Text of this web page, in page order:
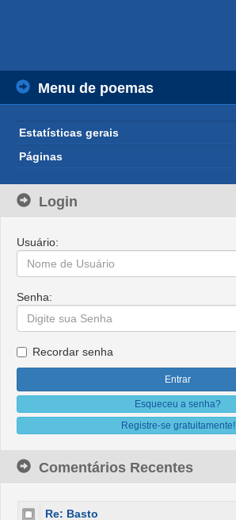
Menu de poemas
Estatísticas gerais
Páginas
Login
Usuário:
Senha:
Recordar senha
Esqueceu a senha?
Registre-se gratuitamente!
Comentários Recentes
Re: Basto